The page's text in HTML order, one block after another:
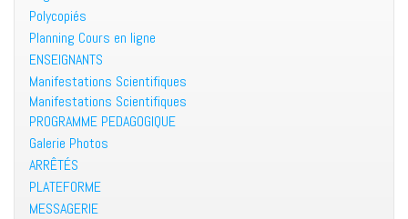
Polycopiés
Planning Cours en ligne
ENSEIGNANTS
Manifestations Scientifiques
Manifestations Scientifiques
PROGRAMME PEDAGOGIQUE
Galerie Photos
ARRÊTÉS
PLATEFORME
MESSAGERIE